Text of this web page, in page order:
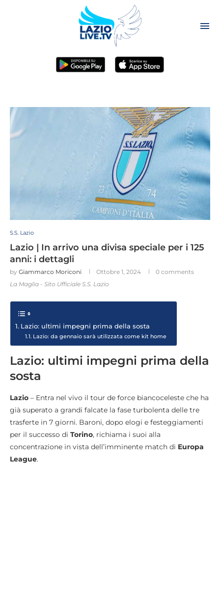
S.S. Lazio
Lazio | In arrivo una divisa speciale per i 125
anni: i dettagli
by Giammarco Moriconi Ottobre 1, 2024
0 comments
La Maglia - Sito Ufficiale S.S. Lazio
Lazio: ultimi impegni prima della sosta
Lazio: da gennaio sarà utilizzata come kit home
Lazio: ultimi impegni prima della
sosta
Lazio – Entra nel vivo il tour de force biancoceleste che ha
già superato a grandi falcate la fase turbolenta delle tre
trasferte in 7 giorni. Baroni, dopo elogi e festeggiamenti
per il successo di Torino, richiama i suoi alla
concentrazione in vista dell’imminente match di Europa
League.